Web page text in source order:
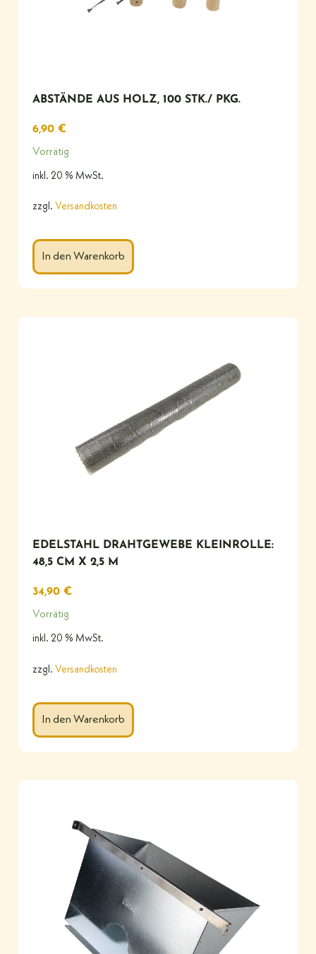
ABSTÄNDE AUS HOLZ, 100 STK./ PKG.
6,90 €
Vorrätig
inkl. 20 % MwSt.
zzgl. Versandkosten
In den Warenkorb
EDELSTAHL DRAHTGEWEBE KLEINROLLE:
48,5 CM X 2,5 M
34,90 €
Vorrätig
inkl. 20 % MwSt.
zzgl. Versandkosten
In den Warenkorb